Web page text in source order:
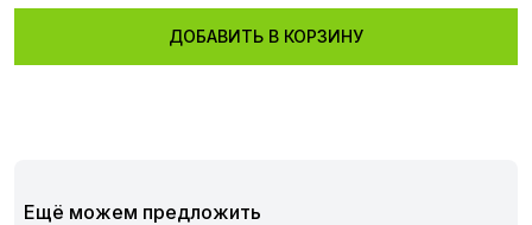
ДОБАВИТЬ В КОРЗИНУ
Ещё можем предложить